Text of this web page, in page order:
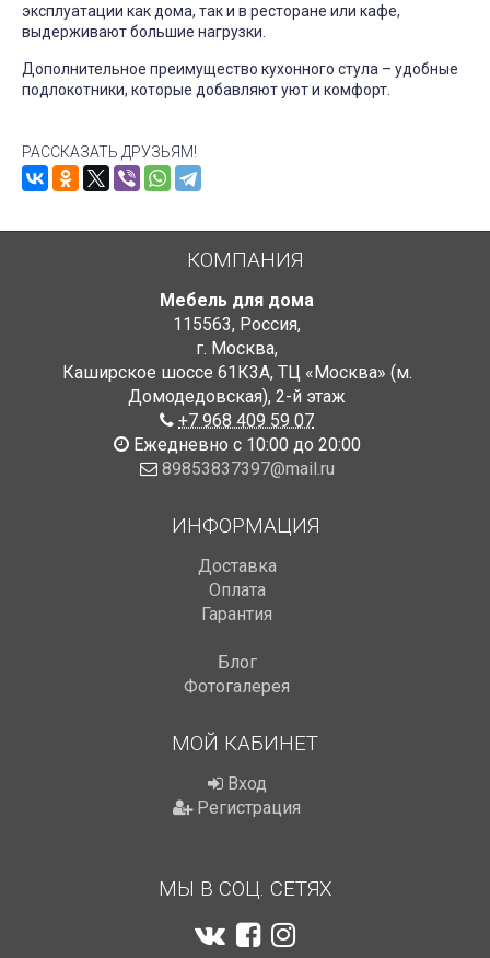
эксплуатации как дома, так и в ресторане или кафе,
выдерживают большие нагрузки.
Дополнительное преимущество кухонного стула – удобные
подлокотники, которые добавляют уют и комфорт.
РАССКАЗАТЬ ДРУЗЬЯМ!
КОМПАНИЯ
Мебель для дома
115563, Россия,
г. Москва,
Каширское шоссе 61К3А, ТЦ «Москва» (м.
Домодедовская), 2-й этаж
+7 968 409 59 07
Ежедневно с 10:00 до 20:00
89853837397@mail.ru
ИНФОРМАЦИЯ
Доставка
Оплата
Гарантия
Блог
Фотогалерея
МОЙ КАБИНЕТ
Вход
Регистрация
МЫ В СОЦ. СЕТЯХ